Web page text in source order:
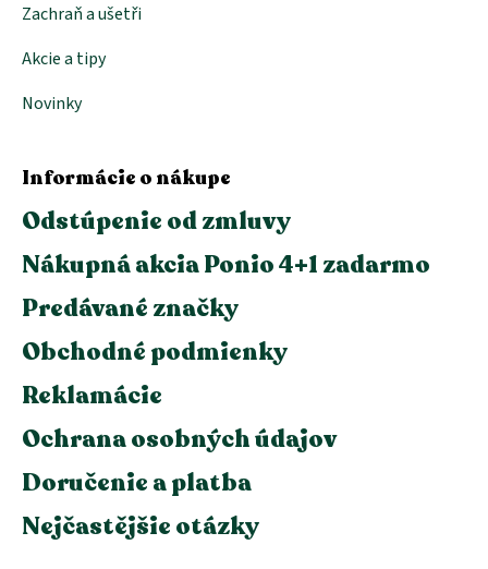
Zachraň a ušetři
Akcie a tipy
Novinky
Informácie o nákupe
Odstúpenie od zmluvy
Nákupná akcia Ponio 4+1 zadarmo
Predávané značky
Obchodné podmienky
Reklamácie
Ochrana osobných údajov
Doručenie a platba
Nejčastějšie otázky